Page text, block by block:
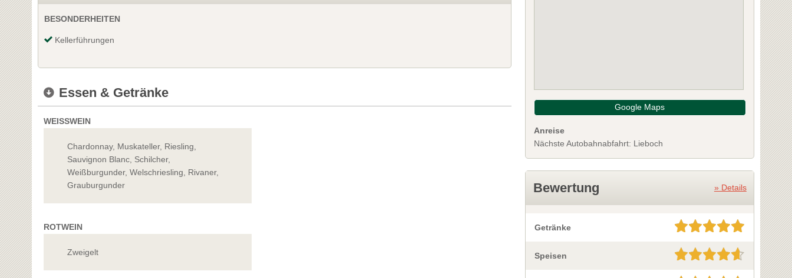
BESONDERHEITEN
Kellerführungen
Essen & Getränke
WEISSWEIN
Chardonnay, Muskateller, Riesling,
Sauvignon Blanc, Schilcher,
Weißburgunder, Welschriesling, Rivaner,
Grauburgunder
ROTWEIN
Zweigelt
Google Maps
Anreise
Nächste Autobahnabfahrt: Lieboch
» Details
Bewertung
Getränke
Speisen